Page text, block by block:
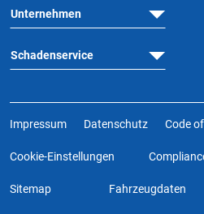
Unternehmen
Schadenservice
Impressum Datenschutz Code
Cookie-Einstellungen
Sitemap Fahrzeugdaten